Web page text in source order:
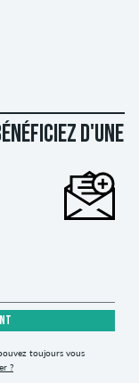
d'une
toujours vous
?